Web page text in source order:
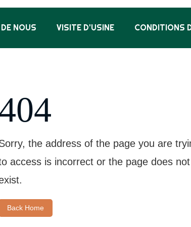
NOUS VISITE D'USINE CONDITIONS
the address of the page you are
access is incorrect or the page does not
Back Home